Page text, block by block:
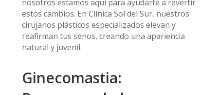
nosotros estamos aquí para ayudarte a revertir
estos cambios. En Clínica Sol del Sur, nuestros
cirujanos plásticos especializados elevan y
reafirman tus senos, creando una apariencia
natural y juvenil.
Ginecomastia: